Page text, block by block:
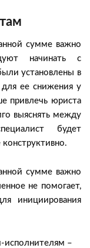
сумме важно
начинать с
установлены в
ее снижения у
привлечь юриста
выяснять между
будет
сумме важно
не помогает,
инициирования
исполнителям –